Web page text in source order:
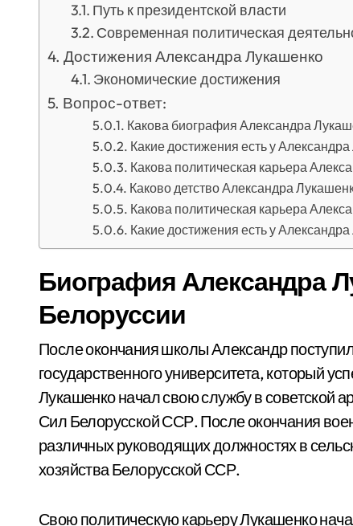
Путь к президентской власти
Современная политическая
Достижения Александра Лукашенко
Экономические достижения
Вопрос-ответ:
Какова биография Александра
Какие достижения есть у
Какова политическая карьера
Каково детство Александра
Какова политическая карьера
Какие достижения есть у
Биография Александра
Белоруссии
После окончания школы Александр
государственного университета, который
Лукашенко начал свою службу в советской
Сил Белорусской ССР. После окончания
различных руководящих должностях в
хозяйства Белорусской ССР.
Свою политическую карьеру Лукашенко